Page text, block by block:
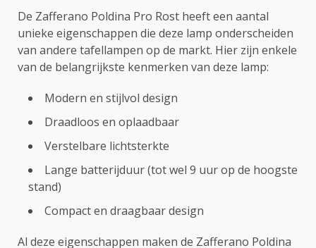
De Zafferano Poldina Pro Rost heeft een aantal
unieke eigenschappen die deze lamp onderscheiden
van andere tafellampen op de markt. Hier zijn enkele
van de belangrijkste kenmerken van deze lamp:
Modern en stijlvol design
Draadloos en oplaadbaar
Verstelbare lichtsterkte
Lange batterijduur (tot wel 9 uur op de hoogste
stand)
Compact en draagbaar design
Al deze eigenschappen maken de Zafferano Poldina